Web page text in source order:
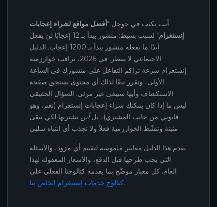
أنت تكتب في جوجل "أفضل مواقع لشراء إعجابات
إنستغرام
" لسبب بسيط: منشور يبدأ بـ 12 إعجابًا لن يفعل
أبدًا ما يفعله منشور يبدأ بـ 1200 إعجاب. الدليل
الاجتماعي لا ينتظر. في 2026، تراقب خوارزمية
إنستغرام سرعة تراكم التفاعل على منشورك في الساعة
الأولى، وتقرر تبعًا لذلك أي محتوى يستحق صفحة
الاستكشاف وأيها سيبقى غير مرئي. السؤال الحقيقي
ليس ما إذا كان يمكنك شراء إعجابات إنستغرام (نعم، وهو
قانوني من جانب المشتري)، بلأين تشتريها لكي تبقى
مثبتة وتنشّط الخوارزمية فعلاً ولا تجذب أي انتباه سلبي.
يقدم هذا الدليل معايير ملموسة لتقييم أي مزود، والأسئلة
التي يجب طرحها قبل الدفع، والأسعار المعقولة لهذا
العام. كل معيار موضّح بما يقدمه كتالوجنا الفعلي على
كتالوج خدمات إنستغرام الخاص بنا.